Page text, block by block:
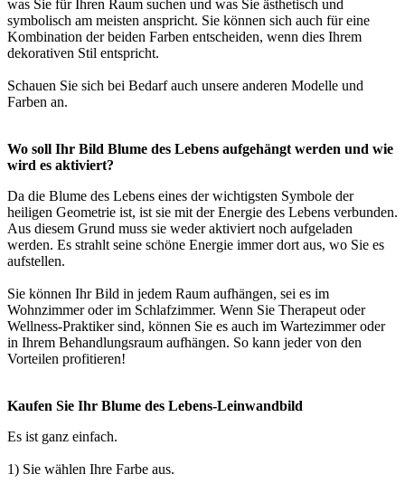
was Sie für Ihren Raum suchen und was Sie ästhetisch und
symbolisch am meisten anspricht. Sie können sich auch für eine
Kombination der beiden Farben entscheiden, wenn dies Ihrem
dekorativen Stil entspricht.
Schauen Sie sich bei Bedarf auch unsere anderen Modelle und
Farben an.
Wo soll Ihr Bild Blume des Lebens aufgehängt werden und wie
wird es aktiviert?
Da die Blume des Lebens eines der wichtigsten Symbole der
heiligen Geometrie ist, ist sie mit der Energie des Lebens verbunden.
Aus diesem Grund muss sie weder aktiviert noch aufgeladen
werden. Es strahlt seine schöne Energie immer dort aus, wo Sie es
aufstellen.
Sie können Ihr Bild in jedem Raum aufhängen, sei es im
Wohnzimmer oder im Schlafzimmer. Wenn Sie Therapeut oder
Wellness-Praktiker sind, können Sie es auch im Wartezimmer oder
in Ihrem Behandlungsraum aufhängen. So kann jeder von den
Vorteilen profitieren!
Kaufen Sie Ihr Blume des Lebens-Leinwandbild
Es ist ganz einfach.
1) Sie wählen Ihre Farbe aus.